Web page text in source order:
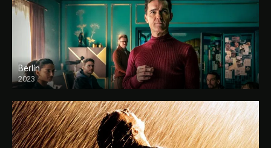
Berlín
2023